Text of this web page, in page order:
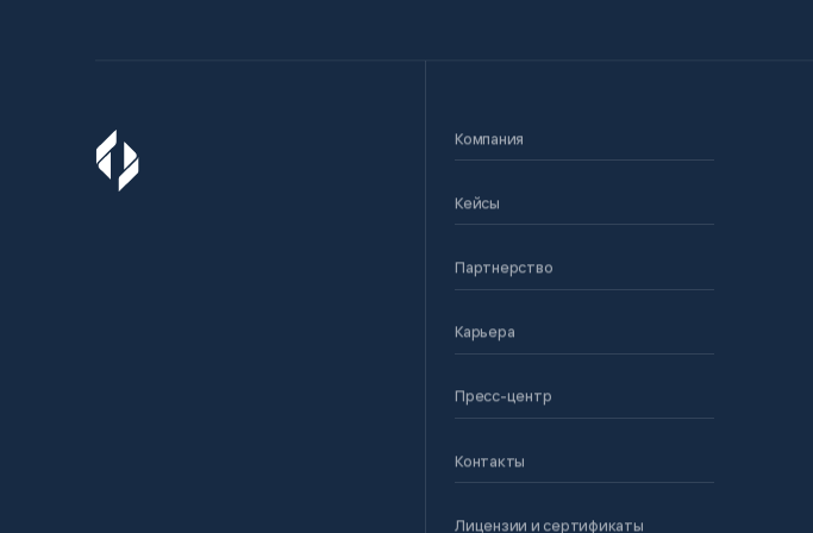
Компания
Кейсы
Партнерство
Карьера
Пресс-центр
Контакты
Лицензии и сертификаты